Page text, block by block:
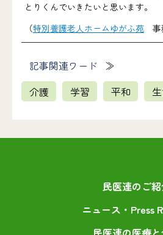
とりくんでいきたいと思います。
（特別養護老人ホームゆがふ苑 事
記事関連ワード
介護
学習 平和
民医連のご
ニュース・Press